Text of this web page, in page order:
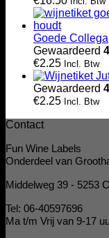
Goede Collega
Gewaardeerd
€2.25 Incl. Btw
Gewaardeerd
€2.25 Incl. Btw
Contact
Fun Wine Labels
Onderdeel van
Middelweg 39 - 5253
Tel: 06-40597696
Ma t/m Vrij van 9-17